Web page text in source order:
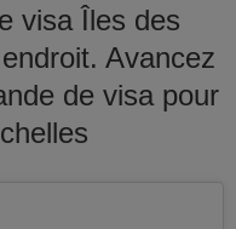
visa Îles des
Avancez
de visa pour